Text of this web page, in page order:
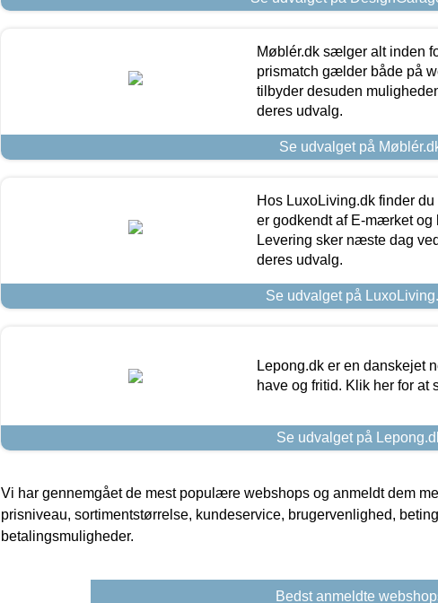
Møblér.dk sælger alt inden
prismatch gælder både på
tilbyder desuden
deres udvalg.
Se udvalget på
Hos LuxoLiving.dk finder
er godkendt af E-mærket og
Levering sker næste dag
deres udvalg.
Se udvalget på
Lepong.dk er en danskejet
have og fritid. Klik her for at
Se udvalget på
Vi har gennemgået de mest populære webshops og anmeldt dem
prisniveau, sortimentstørrelse, kundeservice, brugervenlighed,
betalingsmuligheder.
Bedst anmeldte